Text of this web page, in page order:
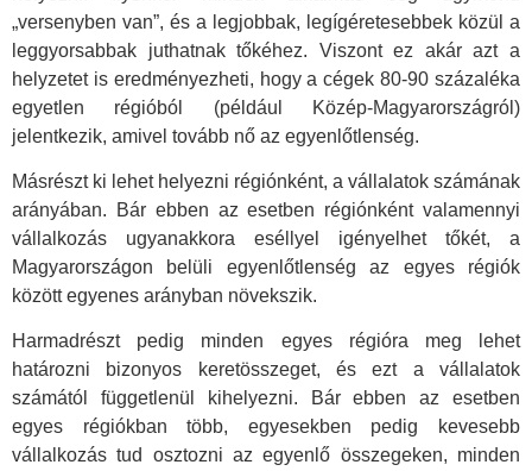
„versenyben van”, és a legjobbak, legígéretesebbek közül a
leggyorsabbak juthatnak tőkéhez. Viszont ez akár azt a
helyzetet is eredményezheti, hogy a cégek 80-90 százaléka
egyetlen régióból (például Közép-Magyarországról)
jelentkezik, amivel tovább nő az egyenlőtlenség.
Másrészt ki lehet helyezni régiónként, a vállalatok számának
arányában. Bár ebben az esetben régiónként valamennyi
vállalkozás ugyanakkora eséllyel igényelhet tőkét, a
Magyarországon belüli egyenlőtlenség az egyes régiók
között egyenes arányban növekszik.
Harmadrészt pedig minden egyes régióra meg lehet
határozni bizonyos keretösszeget, és ezt a vállalatok
számától függetlenül kihelyezni. Bár ebben az esetben
egyes régiókban több, egyesekben pedig kevesebb
vállalkozás tud osztozni az egyenlő összegeken, minden